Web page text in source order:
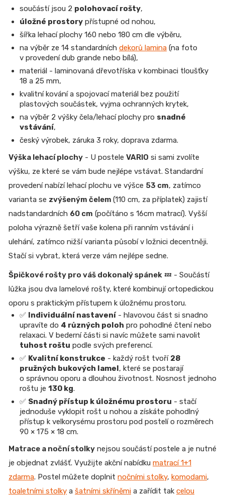
součástí jsou 2 polohovací rošty,
úložné prostory přístupné od nohou,
šířka lehací plochy 160 nebo 180 cm dle výběru,
na výběr ze 14 standardních dekorů lamina (na foto
v provedení dub grande nebo bílá),
materiál - laminovaná dřevotříska v kombinaci tloušťky
18 a 25 mm,
kvalitní kování a spojovací materiál bez použití
plastových součástek, vyjma ochranných krytek,
na výběr 2 výšky čela/lehací plochy pro snadné
vstávání,
český výrobek, záruka 3 roky, doprava zdarma.
Výška lehací plochy - U postele VARIO si sami zvolíte
výšku, ze které se vám bude nejlépe vstávat. Standardní
provedení nabízí lehací plochu ve výšce 53 cm, zatímco
varianta se zvýšeným čelem (110 cm, za příplatek) zajistí
nadstandardních 60 cm (počítáno s 16cm matrací). Vyšší
poloha výrazně šetří vaše kolena při ranním vstávání i
ulehání, zatímco nižší varianta působí v ložnici decentněji.
Stačí si vybrat, která verze vám nejlépe sedne.
Špičkové rošty pro váš dokonalý spánek 💤 - Součástí
lůžka jsou dva lamelové rošty, které kombinují ortopedickou
oporu s praktickým přístupem k úložnému prostoru.
✅ Individuální nastavení- hlavovou část si snadno
upravíte do 4 různých poloh pro pohodlné čtení nebo
relaxaci. V bederní části si navíc můžete sami navolit
tuhost roštu podle svých preferencí.
✅ Kvalitní konstrukce - každý rošt tvoří 28
pružných bukových lamel, které se postarají
o správnou oporu a dlouhou životnost. Nosnost jednoho
roštu je 130 kg.
✅ Snadný přístup k úložnému prostoru - stačí
jednoduše vyklopit rošt u nohou a získáte pohodlný
přístup k velkorysému prostoru pod postelí o rozměrech
90 × 175 × 18 cm.
Matrace a noční stolky nejsou součástí postele a je nutné
je objednat zvlášť. Využijte akční nabídku matrací 1+1
zdarma. Postel můžete doplnit nočními stolky, komodami,
toaletními stolky a šatními skříněmi a zařídit tak celou